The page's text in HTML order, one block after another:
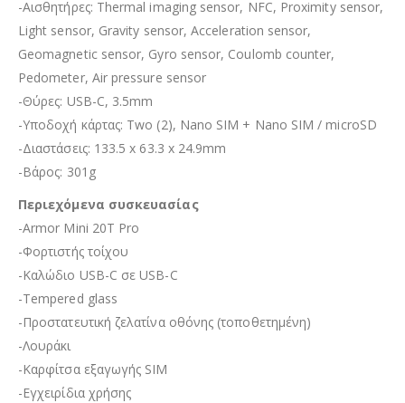
-Αισθητήρες: Thermal imaging sensor, NFC, Proximity sensor,
Light sensor, Gravity sensor, Acceleration sensor,
Geomagnetic sensor, Gyro sensor, Coulomb counter,
Pedometer, Air pressure sensor
-Θύρες: USB-C, 3.5mm
-Υποδοχή κάρτας: Two (2), Nano SIM + Nano SIM / microSD
-Διαστάσεις: 133.5 x 63.3 x 24.9mm
-Βάρος: 301g
Περιεχόμενα συσκευασίας
-Armor Mini 20T Pro
-Φορτιστής τοίχου
-Καλώδιο USB-C σε USB-C
-Tempered glass
-Προστατευτική ζελατίνα οθόνης (τοποθετημένη)
-Λουράκι
-Καρφίτσα εξαγωγής SIM
-Εγχειρίδια χρήσης